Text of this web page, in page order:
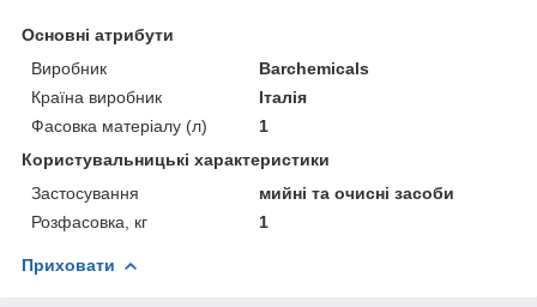
Основні атрибути
Виробник
Barchemicals
Країна виробник
Італія
Фасовка матеріалу (л)
1
Користувальницькі характеристики
Застосування
мийні та очисні засоби
Розфасовка, кг
1
Приховати